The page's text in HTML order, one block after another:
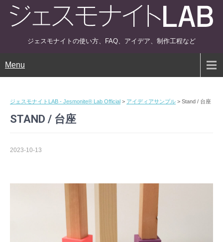
ジェスモナイトの使い方、FAQ、アイデア、制作工程など
Menu
ジェスモナイトLAB - Jesmonite® Lab Official > アイディアサンプル > Stand / 台座
STAND / 台座
2023-10-13